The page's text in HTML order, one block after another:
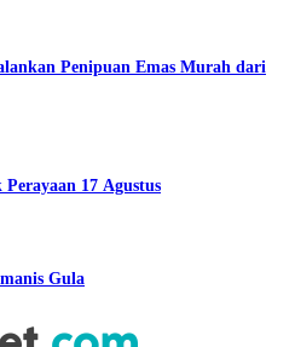
Penipuan Emas Murah dari
17 Agustus
Gula